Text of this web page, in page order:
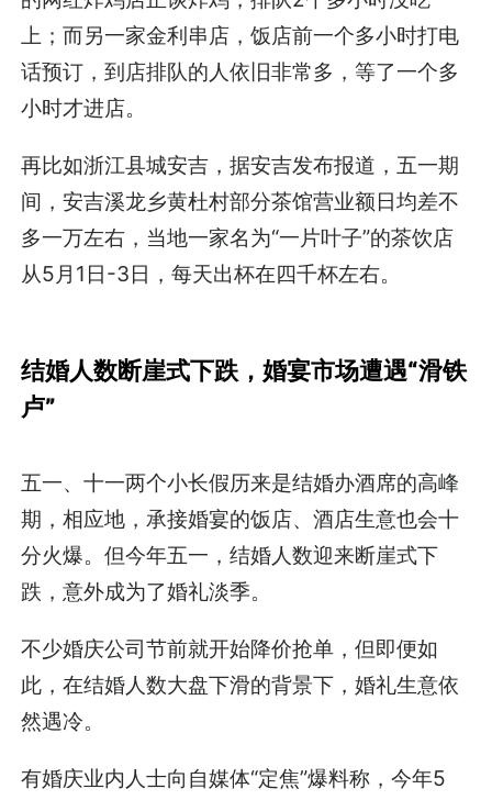
上；而另一家金利串店，饭店前一个多小时打电
话预订，到店排队的人依旧非常多，等了一个多
小时才进店。
再比如浙江县城安吉，据安吉发布报道，五一期
间，安吉溪龙乡黄杜村部分茶馆营业额日均差不
多一万左右，当地一家名为“一片叶子”的茶饮店
从5月1日-3日，每天出杯在四千杯左右。
结婚人数断崖式下跌，婚宴市场遭遇“滑铁
卢”
五一、十一两个小长假历来是结婚办酒席的高峰
期，相应地，承接婚宴的饭店、酒店生意也会十
分火爆。但今年五一，结婚人数迎来断崖式下
跌，意外成为了婚礼淡季。
不少婚庆公司节前就开始降价抢单，但即便如
此，在结婚人数大盘下滑的背景下，婚礼生意依
然遇冷。
有婚庆业内人士向自媒体“定焦”爆料称，今年5